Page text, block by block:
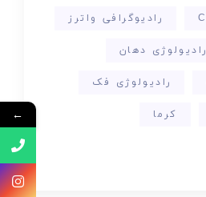
رادیوگرافی واترز
رادیولوژی دهان
رادیولوژی فک
کرما ←